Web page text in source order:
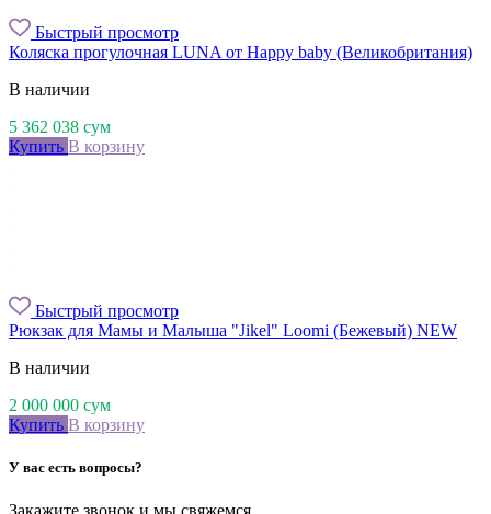
Быстрый просмотр
Коляска прогулочная LUNA от Happy baby (Великобритания)
В наличии
5 362 038 сум
Купить В корзину
Быстрый просмотр
Рюкзак для Мамы и Малыша "Jikel" Loomi (Бежевый) NEW
В наличии
2 000 000 сум
Купить В корзину
У вас есть вопросы?